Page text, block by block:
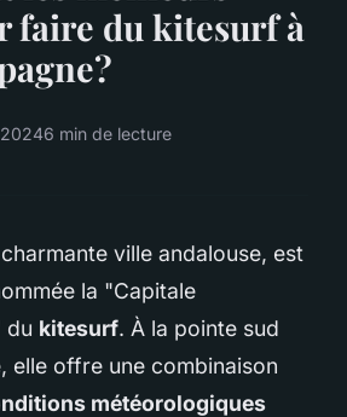
faire du kitesurf à
6 min de lecture
ville andalouse, est
la "Capitale
du kitesurf. À la pointe sud
elle offre une combinaison
météorologiques